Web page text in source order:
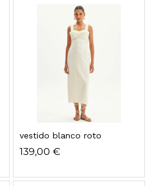
vestido blanco roto
139,00 €